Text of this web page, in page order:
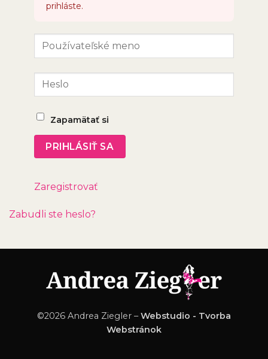
prihláste.
Zabudli ste heslo?
Zapamätať si
Zaregistrovať
©2026 Andrea Ziegler –Webstudio - Tvorba
Webstránok